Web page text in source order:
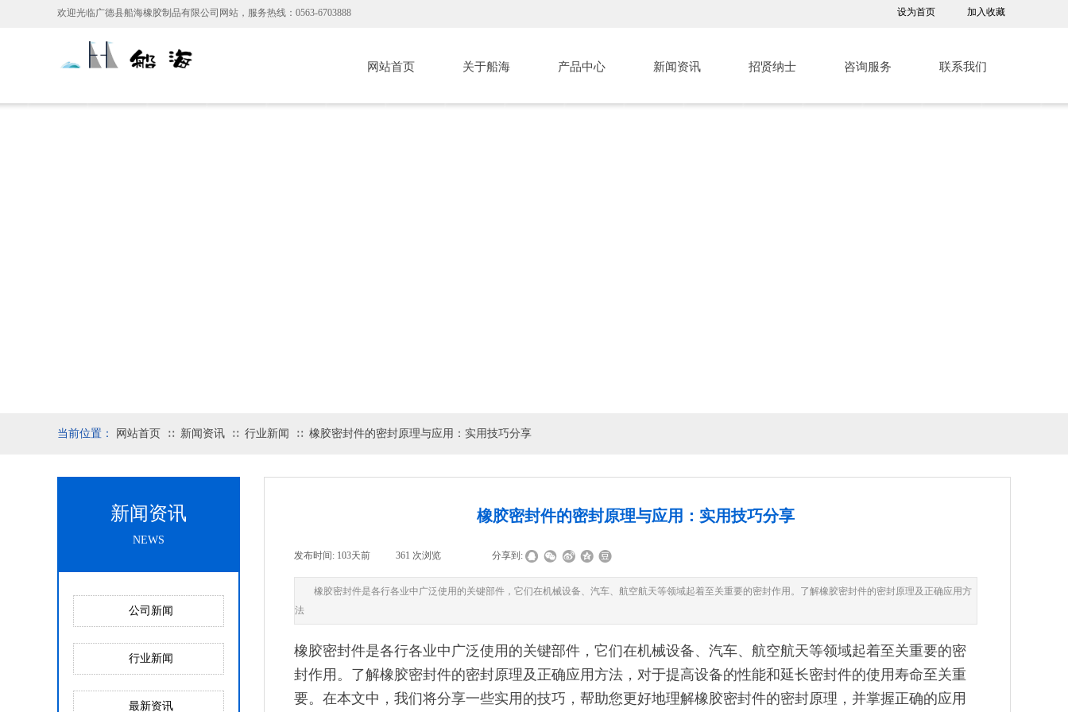
欢迎光临广德县船海橡胶制品有限公司 网站，服务热线：0563-6703888 设为首页 加入收藏
网站首页 关于船海 产品中心 新闻资讯 招贤纳士 咨询服务 联系我们
当前位置： 网站首页 ∷ 新闻资讯 ∷ 行业新闻 ∷ 橡胶密封件的密封原理与应用：实用技巧分享
橡胶密封件的密封原理与应用：实用技巧分享
发布时间: 103天前 361 次浏览 分享到:
橡胶密封件是各行各业中广泛使用的关键部件，它们在机械设备、汽车、航空航天等领域起着至关重要的密封作用。了解橡胶密封件的密封原理及正确应用方
法
橡胶密封件是各行各业中广泛使用的关键部件，它们在机械设备、汽车、航空航天等领域起着至关重要的密
封作用。了解橡胶密封件的密封原理及正确应用方法，对于提高设备的性能和延长密封件的使用寿命至关重
要。在本文中，我们将分享一些实用的技巧，帮助您更好地理解橡胶密封件的密封原理，并掌握正确的应用
公司新闻
行业新闻
最新资讯
新闻资讯
NEWS